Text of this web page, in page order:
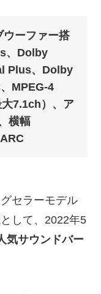
ーファー搭
、Dolby
Plus、Dolby
MPEG-4
7.1ch）、ア
横幅
セラーモデル
して、2022年5
気サウンドバー